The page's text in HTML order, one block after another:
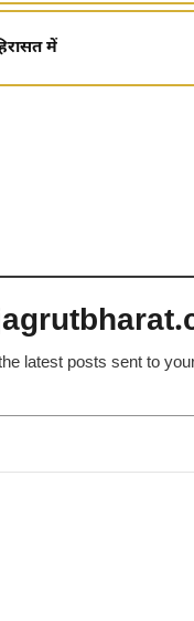
में
latest posts sent to